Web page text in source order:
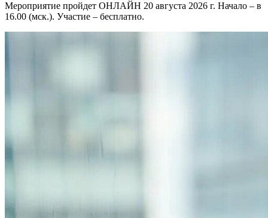
Мероприятие пройдет ОНЛАЙН 20 августа 2026 г. Начало – в
16.00 (мск.). Участие – бесплатно.